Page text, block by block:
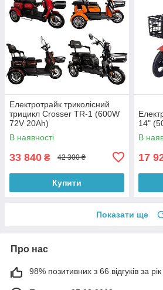
Електротрайк триколісний
трицикл Crosser TR-1 (600W
72V 20Ah)
В наявності
33 840 ₴ 42 300 ₴
Купити
14"
В
17
Показати ще
Про нас
98% позитивних з 66 відгуків за рік